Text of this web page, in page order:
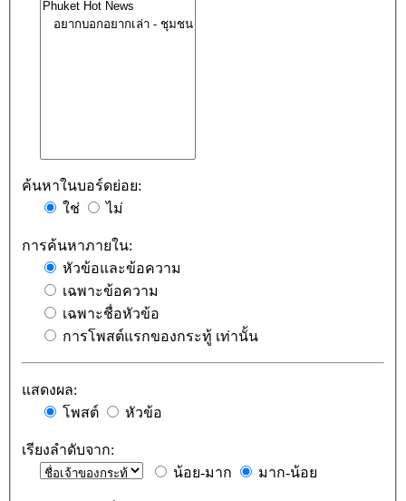
ค้นหาในบอร์ดย่อย:
ใช่
ไม่
การค้นหาภายใน:
หัวข้อและข้อความ
เฉพาะข้อความ
เฉพาะชื่อหัวข้อ
การโพสต์แรกของกระทู้ เท่านั้น
แสดงผล:
โพสต์
หัวข้อ
เรียงลำดับจาก:
น้อย-มาก
มาก-น้อย